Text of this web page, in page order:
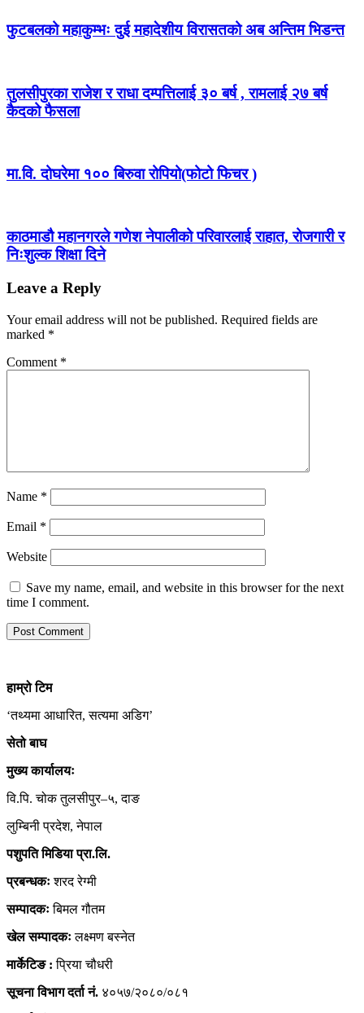
फुटबलको महाकुम्भः दुई महादेशीय विरासतको अब अन्तिम भिडन्त
तुलसीपुरका राजेश र राधा दम्पत्तिलाई ३० बर्ष , रामलाई २७ बर्ष
कैदको फैसला
मा.वि. दोघरेमा १०० बिरुवा रोपियो(फोटो फिचर )
काठमाडौ महानगरले गणेश नेपालीको परिवारलाई राहात, रोजगारी र
निःशुल्क शिक्षा दिने
Leave a Reply
Your email address will not be published. Required fields are
marked *
Comment *
Name *
Email *
Website
Save my name, email, and website in this browser for the next
time I comment.
हाम्रोटिम
‘तथ्यमा आधारित, सत्यमा अडिग’
सेतो बाघ
मुख्य कार्यालयः
वि.पि. चोक तुलसीपुर–५, दाङ
लुम्बिनी प्रदेश, नेपाल
पशुपति मिडिया प्रा.लि.
प्रबन्धकःशरद रेग्मी
सम्पादकःबिमल गौतम
खेल सम्पादकःलक्ष्मण बस्नेत
मार्केटिङ :प्रिया चौधरी
सूचना विभाग दर्ता नं. ४०५७/२०८०/०८१